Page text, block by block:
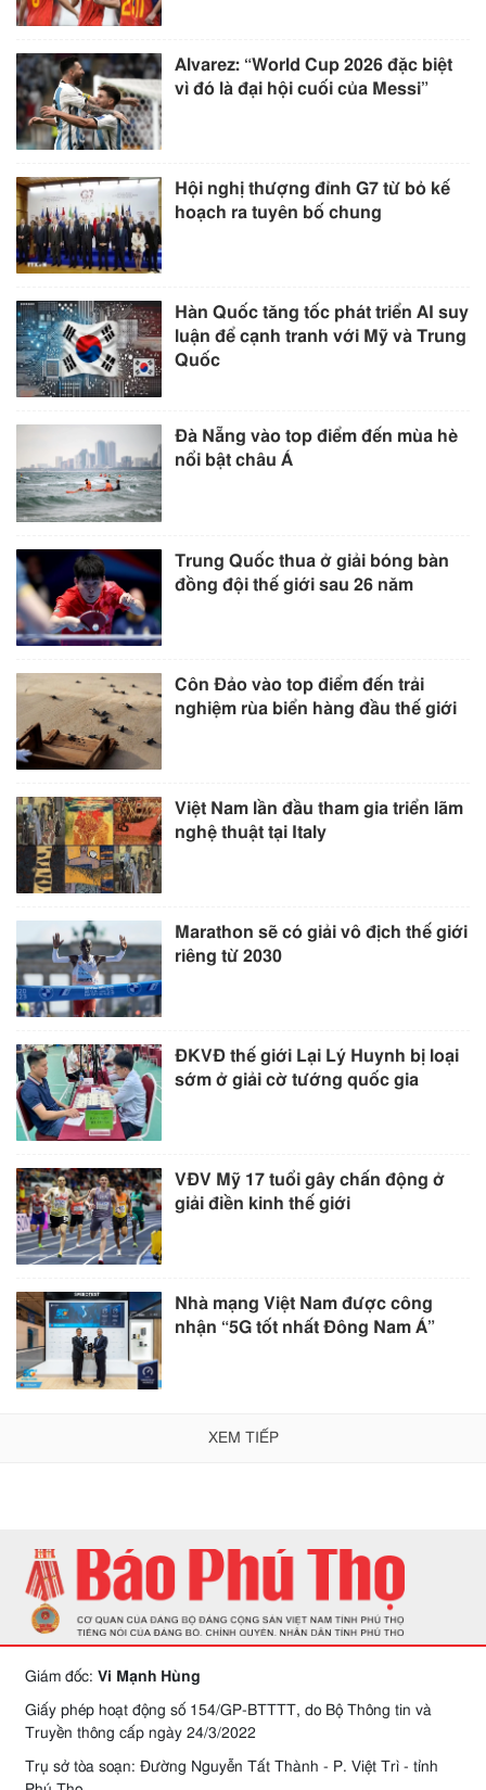
Alvarez: “World Cup 2026 đặc biệt
vì đó là đại hội cuối của Messi”
Hội nghị thượng đỉnh G7 từ bỏ kế
hoạch ra tuyên bố chung
Hàn Quốc tăng tốc phát triển AI suy
luận để cạnh tranh với Mỹ và Trung
Quốc
Đà Nẵng vào top điểm đến mùa hè
nổi bật châu Á
Trung Quốc thua ở giải bóng bàn
đồng đội thế giới sau 26 năm
Côn Đảo vào top điểm đến trải
nghiệm rùa biển hàng đầu thế giới
Việt Nam lần đầu tham gia triển lãm
nghệ thuật tại Italy
Marathon sẽ có giải vô địch thế giới
riêng từ 2030
ĐKVĐ thế giới Lại Lý Huynh bị loại
sớm ở giải cờ tướng quốc gia
VĐV Mỹ 17 tuổi gây chấn động ở
giải điền kinh thế giới
Nhà mạng Việt Nam được công
nhận “5G tốt nhất Đông Nam Á”
XEM TIẾP
Giám đốc: Vi Mạnh Hùng
Giấy phép hoạt động số 154/GP-BTTTT, do Bộ Thông tin và
Truyền thông cấp ngày 24/3/2022
Trụ sở tòa soạn: Đường Nguyễn Tất Thành - P. Việt Trì - tỉnh